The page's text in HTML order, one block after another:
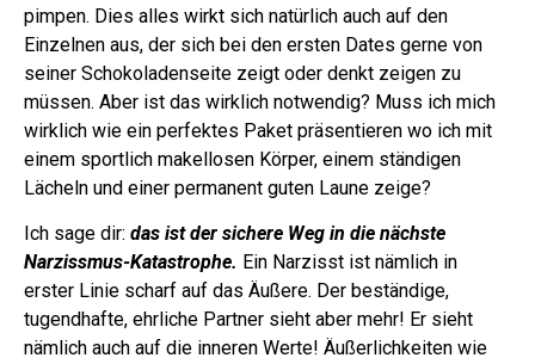
pimpen. Dies alles wirkt sich natürlich auch auf den
Einzelnen aus, der sich bei den ersten Dates gerne von
seiner Schokoladenseite zeigt oder denkt zeigen zu
müssen. Aber ist das wirklich notwendig? Muss ich mich
wirklich wie ein perfektes Paket präsentieren wo ich mit
einem sportlich makellosen Körper, einem ständigen
Lächeln und einer permanent guten Laune zeige?
Ich sage dir: das ist der sichere Weg in die nächste
Narzissmus-Katastrophe. Ein Narzisst ist nämlich in
erster Linie scharf auf das Äußere. Der beständige,
tugendhafte, ehrliche Partner sieht aber mehr! Er sieht
nämlich auch auf die inneren Werte! Äußerlichkeiten wie